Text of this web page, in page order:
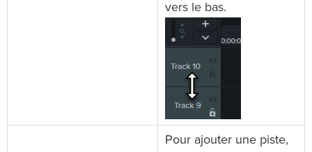
vers le bas.
Pour ajouter une piste,